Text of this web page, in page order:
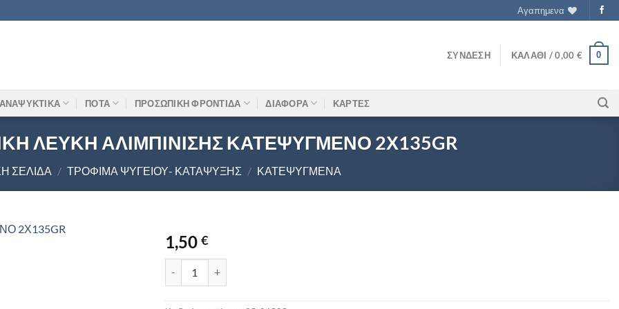
Αγαπημενα
ΣΎΝΔΕΣΗ ΚΑΛΆΘΙ /0,00 € 0
ΑΝΑΨΥΚΤΙΚΑ ΠΟΤΑ ΠΡΟΣΩΠΙΚΗ ΦΡΟΝΤΙΔΑ ΔΙΑΦΟΡΑ ΚΑΡΤΕΣ
ΛΕΥΚΗ ΑΛΙΜΠΙΝΙΣΗΣ ΚΑΤΕΨΥΓΜΕΝΟ 2Χ135GR
ΣΕΛΊΔΑ / ΤΡΌΦΙΜΑ ΨΥΓΕΊΟΥ- ΚΑΤΆΨΥΞΗΣ / ΚΑΤΕΨΥΓΜΈΝΑ
1,50 €